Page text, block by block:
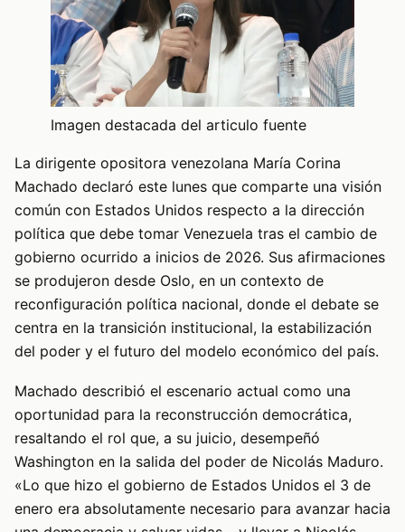
Imagen destacada del articulo fuente
La dirigente opositora venezolana María Corina
Machado declaró este lunes que comparte una visión
común con Estados Unidos respecto a la dirección
política que debe tomar Venezuela tras el cambio de
gobierno ocurrido a inicios de 2026. Sus afirmaciones
se produjeron desde Oslo, en un contexto de
reconfiguración política nacional, donde el debate se
centra en la transición institucional, la estabilización
del poder y el futuro del modelo económico del país.
Machado describió el escenario actual como una
oportunidad para la reconstrucción democrática,
resaltando el rol que, a su juicio, desempeñó
Washington en la salida del poder de Nicolás Maduro.
«Lo que hizo el gobierno de Estados Unidos el 3 de
enero era absolutamente necesario para avanzar hacia